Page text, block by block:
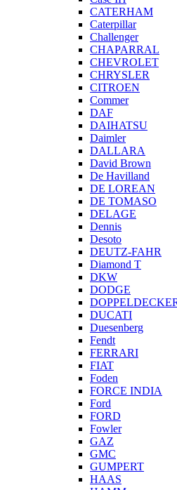
CATERHAM
Caterpillar
Challenger
CHAPARRAL
CHEVROLET
CHRYSLER
CITROEN
Commer
DAF
DAIHATSU
Daimler
DALLARA
David Brown
De Havilland
DE LOREAN
DE TOMASO
DELAGE
Dennis
Desoto
DEUTZ-FAHR
Diamond T
DKW
DODGE
DUCATI
Duesenberg
Fendt
FERRARI
FIAT
Foden
FORCE INDIA
Ford
FORD
Fowler
GAZ
GMC
GUMPERT
HAAS